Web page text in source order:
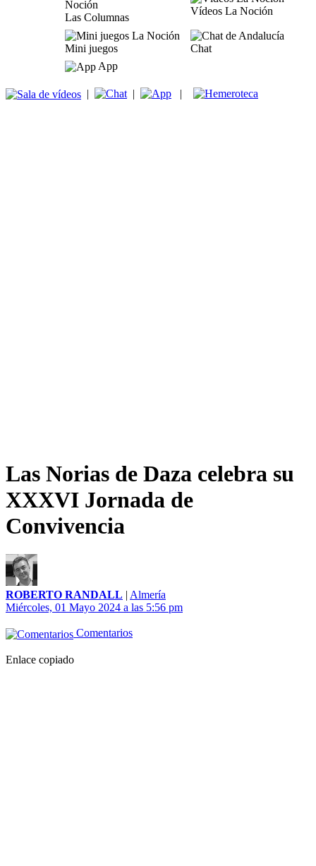
Las Columnas
Vídeos La Noción
Mini juegos
Chat
App
| | |
Las Norias de Daza celebra su
XXXVI Jornada de
Convivencia
ROBERTO RANDALL | Almería
Miércoles, 01 Mayo 2024 a las 5:56 pm
Comentarios
Enlace copiado